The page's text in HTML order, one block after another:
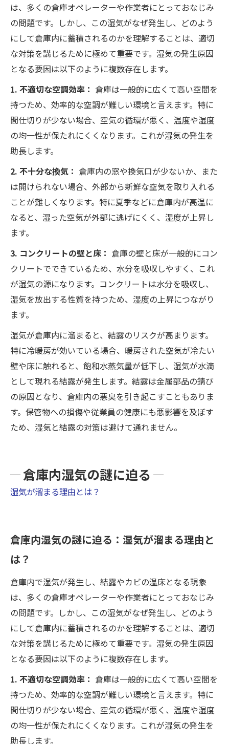
は、多くの倉庫オペレーターや作業者にとっておなじみ
の問題です。しかし、この湿気がなぜ発生し、どのよう
にして倉庫内に蓄積されるのかを理解することは、適切
な対策を講じるために極めて重要です。湿気の発生原因
となる要因は以下のように複数存在します。
1. 不適切な空調効率： 倉庫は一般的に広くて高い空間を
持つため、効率的な空調が難しい環境と言えます。特に
間仕切りが少ない場合、空気の循環が悪く、温度や湿度
の均一性が保たれにくくなります。これが湿気の発生を
助長します。
2. 不十分な換気： 倉庫内の窓や換気口が少ないか、また
は開けられない場合、外部から新鮮な空気を取り入れる
ことが難しくなります。特に夏季などに倉庫内が高温に
なると、湿った空気が外部に逃げにくく、湿度が上昇し
ます。
3. コンクリートの壁と床： 倉庫の壁と床が一般的にコン
クリートでできているため、水分を吸収しやすく、これ
が湿気の源になります。コンクリートは水分を吸収し、
湿気を放出する性質を持つため、湿度の上昇につながり
ます。
湿気が倉庫内に溜まると、結露のリスクが高まります。
特に冷暖房が効いている場合、暖房された空気が冷たい
壁や床に触れると、飽和水蒸気量が低下し、湿気が水滴
として現れる結露が発生します。結露は金属部品の錆び
の原因となり、倉庫内の悪臭を引き起こすこともありま
す。保管物への損傷や従業員の健康にも悪影響を及ぼす
ため、湿気と結露の対策は避けて通れません。
倉庫内湿気の謎に迫る
湿気が溜まる理由とは？
倉庫内湿気の謎に迫る：湿気が溜まる理由と
は？
倉庫内で湿気が発生し、結露やカビの温床となる現象
は、多くの倉庫オペレーターや作業者にとっておなじみ
の問題です。しかし、この湿気がなぜ発生し、どのよう
にして倉庫内に蓄積されるのかを理解することは、適切
な対策を講じるために極めて重要です。湿気の発生原因
となる要因は以下のように複数存在します。
1. 不適切な空調効率： 倉庫は一般的に広くて高い空間を
持つため、効率的な空調が難しい環境と言えます。特に
間仕切りが少ない場合、空気の循環が悪く、温度や湿度
の均一性が保たれにくくなります。これが湿気の発生を
助長します。